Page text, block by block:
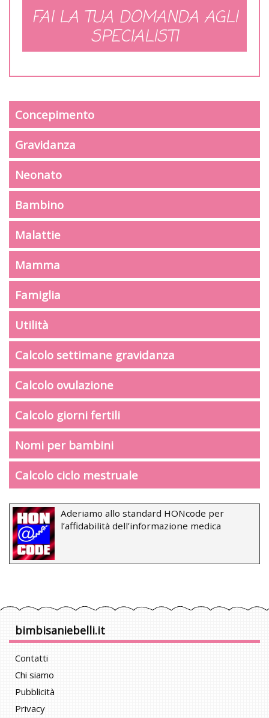
FAI LA TUA DOMANDA AGLI
SPECIALISTI
Concepimento
Gravidanza
Neonato
Bambino
Malattie
Mamma
Famiglia
Utilità
Calcolo settimane gravidanza
Calcolo ovulazione
Calcolo giorni fertili
Nomi per bambini
Calcolo ciclo mestruale
Aderiamo allo standard HONcode per
l’affidabilità dell’informazione medica
bimbisaniebelli.it
Contatti
Chi siamo
Pubblicità
Privacy